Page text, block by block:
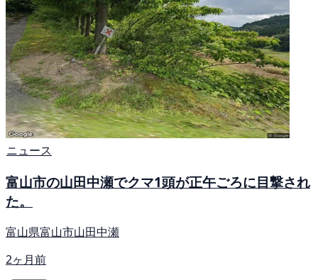
ニュース
富山市の山田中瀬でクマ1頭が正午ごろに目撃され
た。
富山県富山市山田中瀬
2ヶ月前